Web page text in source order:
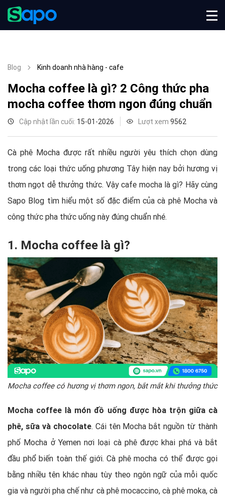
Blog Kinh doanh nhà hàng - cafe
Mocha coffee là gì? 2 Công thức pha
mocha coffee thơm ngon đúng chuẩn
Cập nhật lần cuối: 15-01-2026 Lượt xem 9562
Cà phê Mocha được rất nhiều người yêu thích chọn dùng
trong các loại thức uống phương Tây hiện nay bởi hương vị
thơm ngọt dễ thưởng thức. Vậy cafe mocha là gì? Hãy cùng
Sapo Blog tìm hiểu một số đặc điểm của cà phê Mocha và
công thức pha thức uống này đúng chuẩn nhé.
1. Mocha coffee là gì?
Mocha coffee có hương vị thơm ngon, bắt mắt khi thưởng thức
Mocha coffee là món đồ uống được hòa trộn giữa cà
phê, sữa và chocolate. Cái tên Mocha bắt nguồn từ thành
phố Mocha ở Yemen nơi loại cà phê được khai phá và bắt
đầu phổ biến toàn thế giới. Cà phê mocha có thể được gọi
bằng nhiều tên khác nhau tùy theo ngôn ngữ của mỗi quốc
gia và người pha chế như cà phê mocaccino, cà phê moka, cà